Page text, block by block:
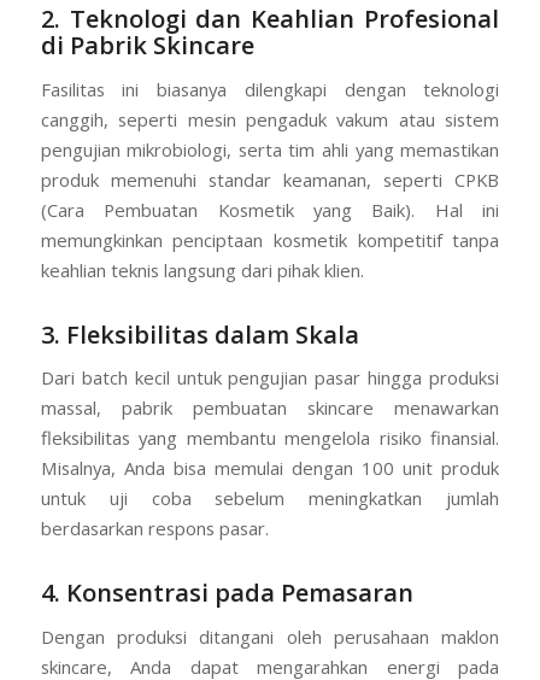
2. Teknologi dan Keahlian Profesional
di Pabrik Skincare
Fasilitas ini biasanya dilengkapi dengan teknologi
canggih, seperti mesin pengaduk vakum atau sistem
pengujian mikrobiologi, serta tim ahli yang memastikan
produk memenuhi standar keamanan, seperti CPKB
(Cara Pembuatan Kosmetik yang Baik). Hal ini
memungkinkan penciptaan kosmetik kompetitif tanpa
keahlian teknis langsung dari pihak klien.
3. Fleksibilitas dalam Skala
Dari batch kecil untuk pengujian pasar hingga produksi
massal, pabrik pembuatan skincare menawarkan
fleksibilitas yang membantu mengelola risiko finansial.
Misalnya, Anda bisa memulai dengan 100 unit produk
untuk uji coba sebelum meningkatkan jumlah
berdasarkan respons pasar.
4. Konsentrasi pada Pemasaran
Dengan produksi ditangani oleh perusahaan maklon
skincare, Anda dapat mengarahkan energi pada